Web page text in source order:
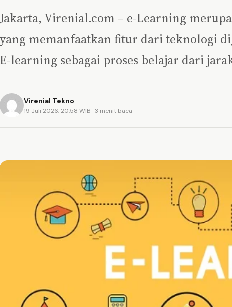
Jakarta, Virenial.com – e-Learning
yang memanfaatkan fitur dari teknologi
E-learning sebagai proses belajar dari
Virenial Tekno
19 Juli 2026, 20:58 WIB · 3 menit baca